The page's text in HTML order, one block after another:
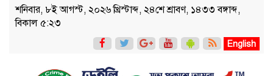
শনিবার, ৮ই আগস্ট, ২০২৬ খ্রিস্টাব্দ, ২৪শে শ্রাবণ, ১৪৩৩ বঙ্গাব্দ,
বিকাল ৫:২৩
English